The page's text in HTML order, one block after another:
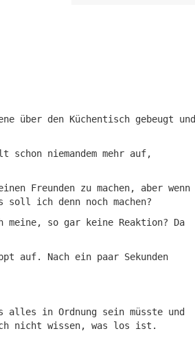
über den Küchentisch gebeugt und
niemandem mehr auf,
Freunden zu machen, aber wenn
soll ich denn noch machen?
so gar keine Reaktion? Da
auf. Nach ein paar Sekunden
in Ordnung sein müsste und
nicht wissen, was los ist.